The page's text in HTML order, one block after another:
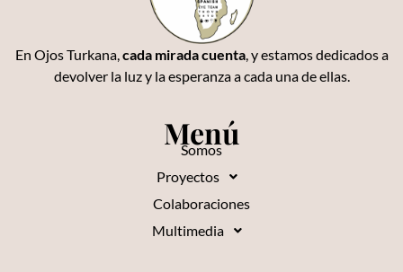
En Ojos Turkana,cada mirada cuenta, y estamos dedicados a
devolver la luz y la esperanza a cada una de ellas.
Menú
Somos
Proyectos
Colaboraciones
Multimedia